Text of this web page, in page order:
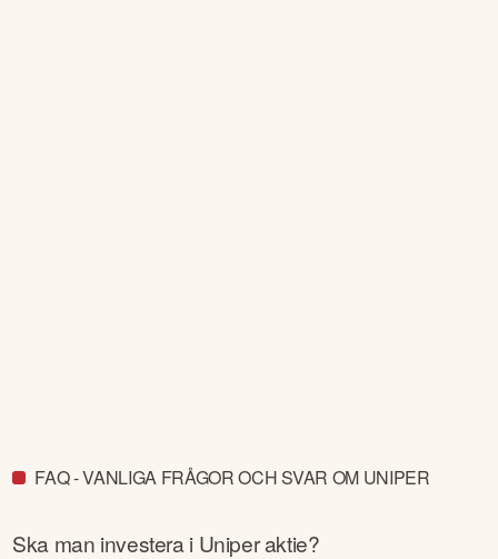
FAQ - VANLIGA FRÅGOR OCH SVAR OM UNIPER
Ska man investera i Uniperaktie?